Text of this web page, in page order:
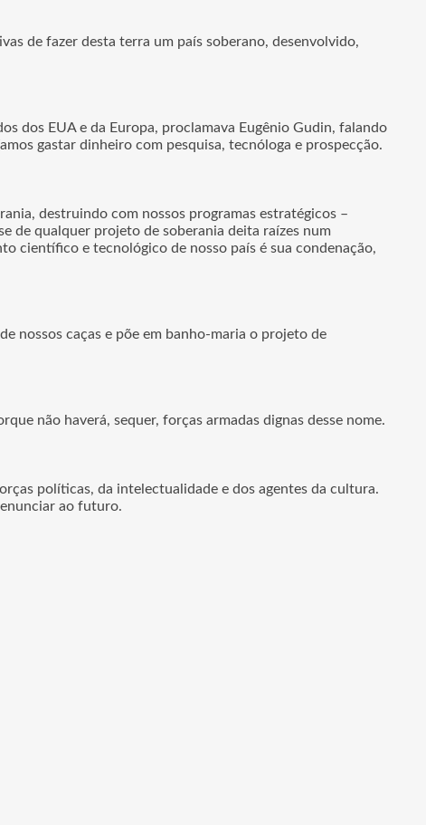
de fazer desta terra um país soberano, desenvolvido,
dos EUA e da Europa, proclamava Eugênio Gudin, falando
gastar dinheiro com pesquisa, tecnóloga e prospecção.
destruindo com nossos programas estratégicos –
de qualquer projeto de soberania deita raízes num
científico e tecnológico de nosso país é sua condenação,
nossos caças e põe em banho-maria o projeto de
não haverá, sequer, forças armadas dignas desse nome.
políticas, da intelectualidade e dos agentes da cultura.
ao futuro.